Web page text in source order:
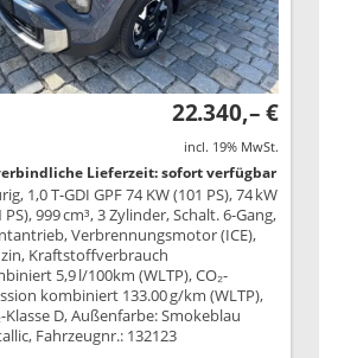
22.340,– €
incl. 19% MwSt.
Lieferzeit: sofort verfügbar
1,0 T-GDI GPF 74 KW (101 PS), 74 kW
PS), 999 cm³, 3 Zylinder, Schalt. 6-Gang,
Verbrennungsmotor (ICE),
Kraftstoffverbrauch
5,9 l/100km (WLTP), CO₂-
kombiniert 133.00 g/km (WLTP),
Klasse D, Außenfarbe: Smokeblau
Fahrzeugnr.: 132123